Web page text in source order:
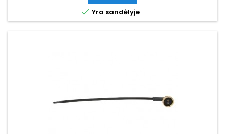
 Yra sandėlyje